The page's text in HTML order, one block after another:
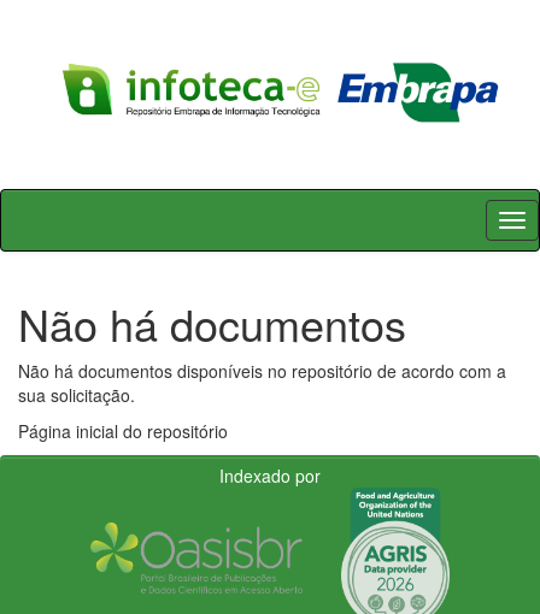
Skip
Não há documentos
Não há documentos disponíveis no repositório de acordo com a
sua solicitação.
Página inicial do repositório
Indexado por